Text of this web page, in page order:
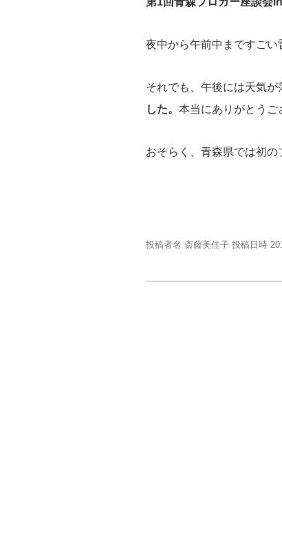
夜中から午前中まですごい
それでも、午後には天気が
した。 本当にありがとうご
おそらく、青森県では初の
投稿者名 斎藤美佳子 投稿日時